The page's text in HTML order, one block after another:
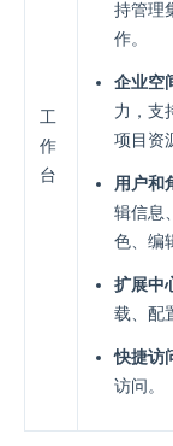
工
作
台
持管理
作。
企业空
力，支
项目资
用户和
辑信息
色、编
扩展中
载、配
快捷访
访问。